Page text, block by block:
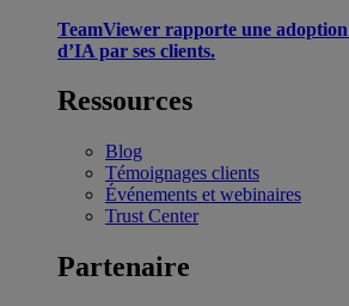
TeamViewer rapporte une
d’IA par ses clients.
Ressources
Blog
Témoignages clients
Événements et webinaires
Trust Center
Partenaire